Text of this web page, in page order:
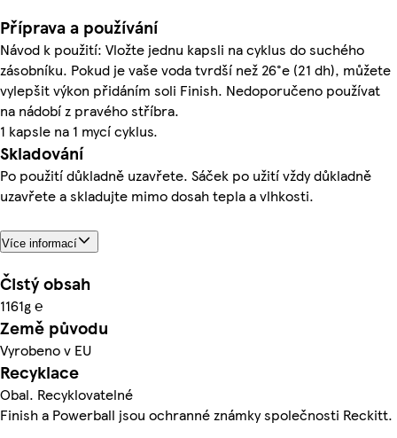
Příprava a používání
Návod k použití: Vložte jednu kapsli na cyklus do suchého
zásobníku. Pokud je vaše voda tvrdší než 26°e (21 dh), můžete
vylepšit výkon přidáním soli Finish. Nedoporučeno používat
na nádobí z pravého stříbra.
1 kapsle na 1 mycí cyklus.
Skladování
Po použití důkladně uzavřete. Sáček po užití vždy důkladně
uzavřete a skladujte mimo dosah tepla a vlhkosti.
Více informací
Čistý obsah
1161g ℮
Země původu
Vyrobeno v EU
Recyklace
Obal. Recyklovatelné
Finish a Powerball jsou ochranné známky společnosti Reckitt.